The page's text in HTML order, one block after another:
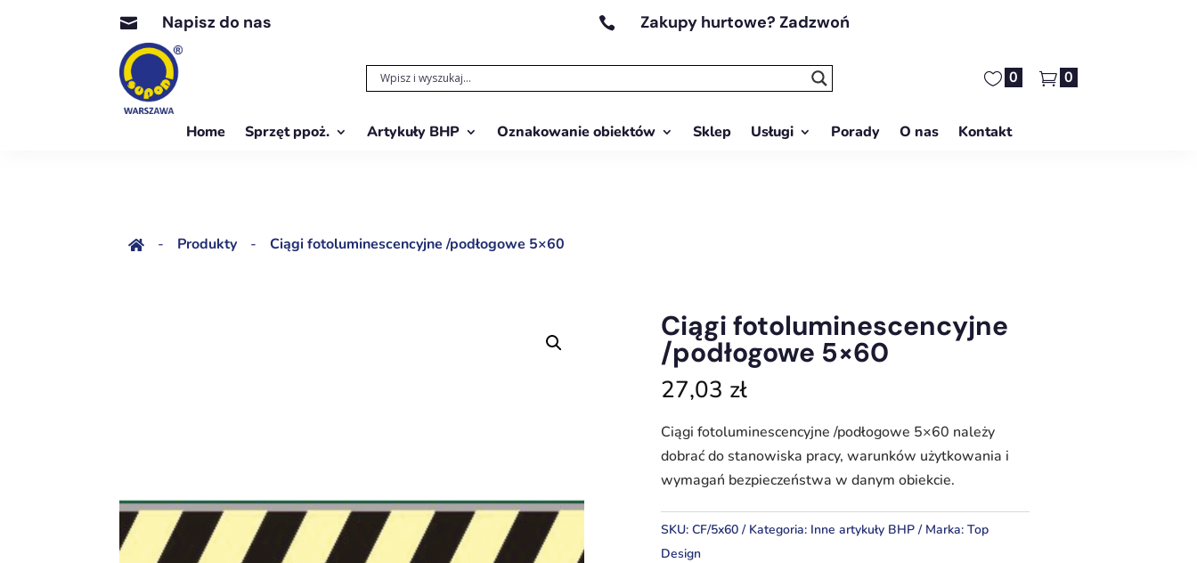
 Napisz do nas  Zakupy hurtowe? Zadzwoń
0 0
Home Sprzęt ppoż. Artykuły BHP Oznakowanie obiektów Sklep Usługi Porady O nas Kontakt
 - Produkty - Ciągi fotoluminescencyjne /podłogowe 5×60
Ciągi fotoluminescencyjne
/podłogowe 5×60
27,03 zł
Ciągi fotoluminescencyjne /podłogowe 5×60 należy
dobrać do stanowiska pracy, warunków użytkowania i
wymagań bezpieczeństwa w danym obiekcie.
SKU: CF/5x60 Kategoria: Inne artykuły BHP Marka: Top
Design